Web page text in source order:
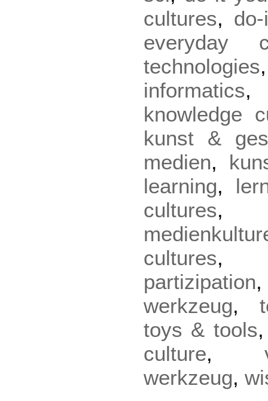
cultures,
everyday
technologies
informatics
knowledge
kunst &
medien,
learning,
cultures
cultures
partizipation
werkzeug,
toys & tools
culture,
werkzeug,